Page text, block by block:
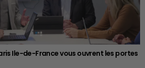
Ile-de-France vous ouvrent les portes